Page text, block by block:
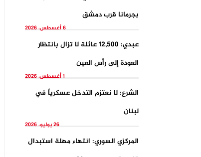
بجرمانا قرب دمشق
6 أغسطس، 2026
عبدي: 12,500 عائلة لا تزال بانتظار
العودة إلى رأس العين
1 أغسطس، 2026
الشرع: لا نعتزم التدخل عسكرياً في
لبنان
26 يوليو، 2026
المركزي السوري: انتهاء مهلة استبدال